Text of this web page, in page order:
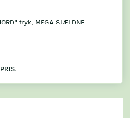
tryk, MEGA SJÆLDNE